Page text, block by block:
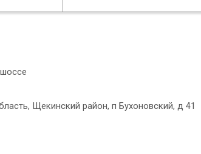
Щекинский район, п Бухоновский, д 41